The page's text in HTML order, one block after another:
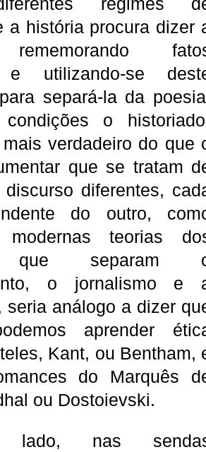
a história procura dizer
e utilizando-se
separá-la da
o
verdadeiro do que
que se tratam
diferentes,
do outro,
teorias
que separam
o jornalismo e
seria análogo a dizer
aprender
Kant, ou Bentham,
do Marquês
ou Dostoievski.
nas